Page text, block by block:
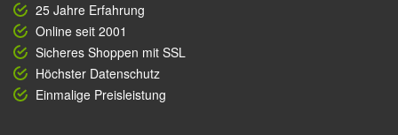
25 Jahre Erfahrung
Online seit 2001
Sicheres Shoppen mit SSL
Höchster Datenschutz
Einmalige Preisleistung